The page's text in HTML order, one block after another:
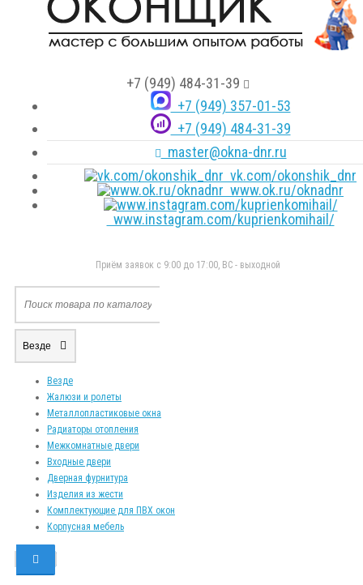
+7 (949) 484-31-39
+7 (949) 357-01-53
+7 (949) 484-31-39
master@okna-dnr.ru
vk.com/okonshik_dnr
www.ok.ru/oknadnr
www.instagram.com/kuprienkomihail/
Приём заявок с 9:00 до 17:00, ВС - выходной
Везде
Везде
Жалюзи и ролеты
Металлопластиковые окна
Радиаторы отопления
Межкомнатные двери
Входные двери
Дверная фурнитура
Изделия из жести
Комплектующие для ПВХ окон
Корпусная мебель